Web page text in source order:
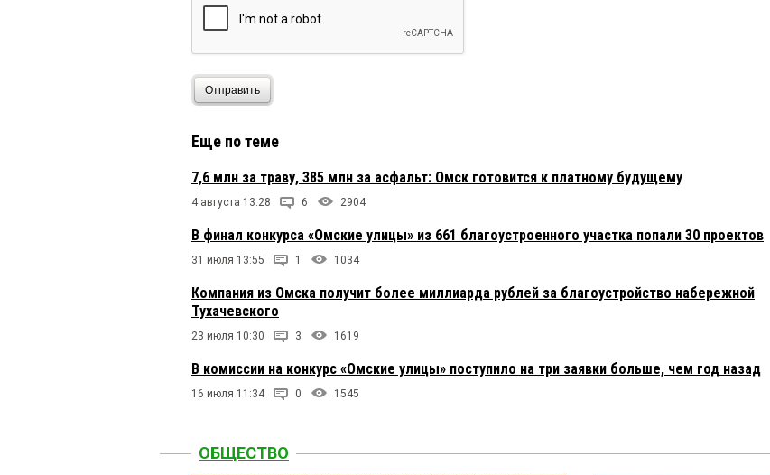
Отправить
Еще по теме
7,6 млн за траву, 385 млн за асфальт: Омск готовится к платному будущему
4 августа 13:28 6 2904
В финал конкурса «Омские улицы» из 661 благоустроенного участка попали 30 проектов
31 июля 13:55 1 1034
Компания из Омска получит более миллиарда рублей за благоустройство набережной
Тухачевского
23 июля 10:30 3 1619
В комиссии на конкурс «Омские улицы» поступило на три заявки больше, чем год назад
16 июля 11:34 0 1545
ОБЩЕСТВО